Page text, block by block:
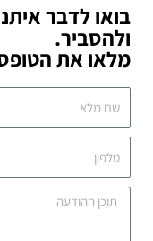
בואו לדבר
ולהסביר.
מלאו את הטופס